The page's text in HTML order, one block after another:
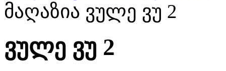
მაღაზია ვულე ვუ 2
ვულე ვუ 2